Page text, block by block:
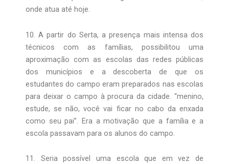
onde atua até hoje.
10. A partir do Serta, a presença mais intensa dos
técnicos com as famílias, possibilitou uma
aproximação com as escolas das redes públicas
dos municípios e a descoberta de que os
estudantes do campo eram preparados nas escolas
para deixar o campo à procura da cidade. “menino,
estude, se não, você vai ficar no cabo da enxada
como seu pai”. Era a motivação que a família e a
escola passavam para os alunos do campo.
11. Seria possível uma escola que em vez de